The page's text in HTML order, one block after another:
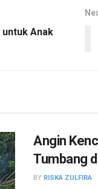
Anak
Angin
Tumbang
BY RISKA ZULFIRA